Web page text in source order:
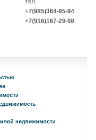
тел.
+7(985)364-95-94
+7(916)167-29-98
недвижимости